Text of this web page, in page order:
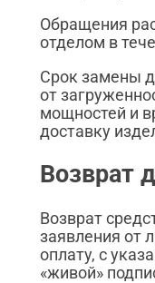
Обращения
отделом в
Срок замены
от
мощностей и
доставку
Возврат
Возврат
заявления от
оплату, с
«живой»